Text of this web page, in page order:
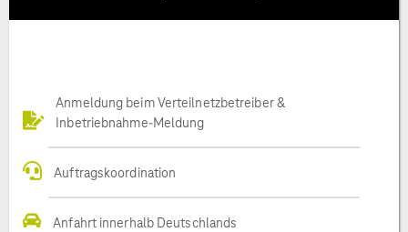
Anmeldung beim Verteilnetzbetreiber &
Inbetriebnahme-Meldung
Auftragskoordination
Anfahrt innerhalb Deutschlands